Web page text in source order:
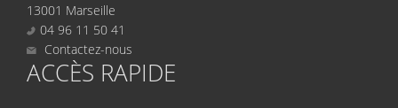
13001 Marseille
04 96 11 50 41
Contactez-nous
ACCÈS RAPIDE